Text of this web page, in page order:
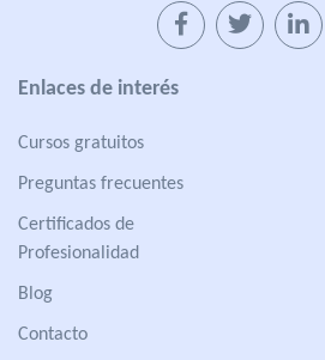
Enlaces de interés
Cursos gratuitos
Preguntas frecuentes
Certificados de
Profesionalidad
Blog
Contacto